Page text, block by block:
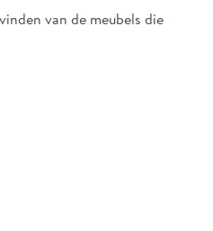
van de meubels die